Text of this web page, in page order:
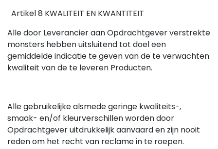
Artikel 8 KWALITEIT EN KWANTITEIT
Alle door Leverancier aan Opdrachtgever verstrekte
monsters hebben uitsluitend tot doel een
gemiddelde indicatie te geven van de te verwachten
kwaliteit van de te leveren Producten.
Alle gebruikelijke alsmede geringe kwaliteits-,
smaak- en/of kleurverschillen worden door
Opdrachtgever uitdrukkelijk aanvaard en zijn nooit
reden om het recht van reclame in te roepen.